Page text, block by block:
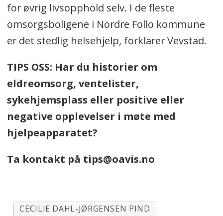
for øvrig livsopphold selv. I de fleste
omsorgsboligene i Nordre Follo kommune
er det stedlig helsehjelp, forklarer Vevstad.
TIPS OSS: Har du historier om
eldreomsorg, ventelister,
sykehjemsplass eller positive eller
negative opplevelser i møte med
hjelpeapparatet?
Ta kontakt på tips@oavis.no
CECILIE DAHL-JØRGENSEN PIND